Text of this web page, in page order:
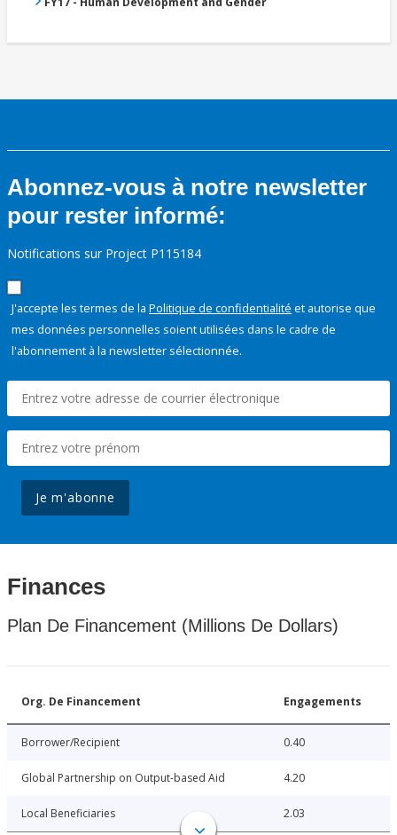
Abonnez-vous à notre newsletter
pour rester informé:
Notifications sur Project P115184
J'accepte les termes de la Politique de confidentialité et autorise que
mes données personnelles soient utilisées dans le cadre de
l'abonnement à la newsletter sélectionnée.
Je m'abonne
Finances
Plan De Financement (Millions De Dollars)
Org. De Financement Engagements
Borrower/Recipient 0.40
Global Partnership on Output-based Aid 4.20
Local Beneficiaries 2.03